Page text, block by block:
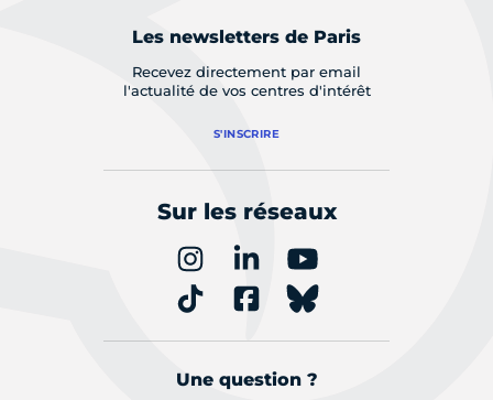
Les newsletters de Paris
Recevez directement par email
l'actualité de vos centres d'intérêt
S'INSCRIRE
Sur les réseaux
Une question ?